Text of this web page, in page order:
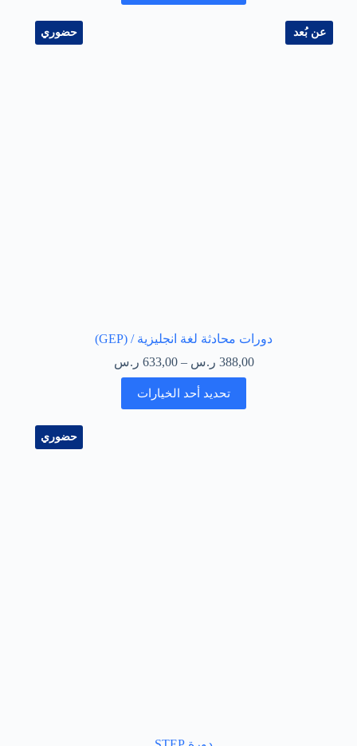
حضوري عن بُعد
دورات محادثة لغة انجليزية / (GEP)
388,00 ر.س –
633,00 ر.س
تحديد أحد الخيارات
حضوري